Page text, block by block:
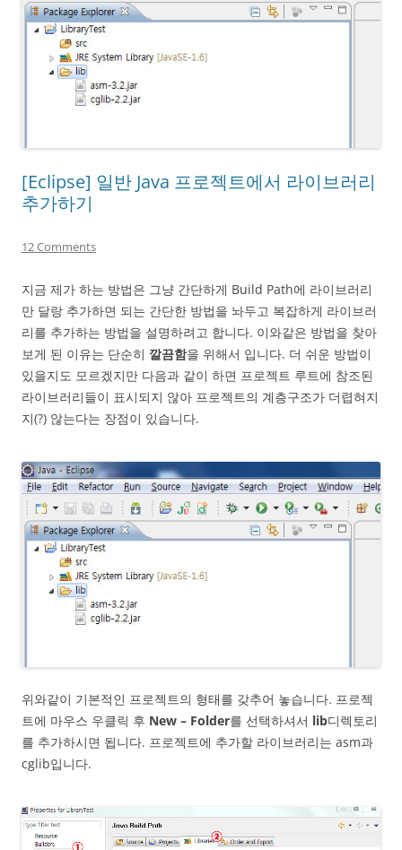
[Eclipse] 일반 Java 프로젝트에서 라이브러리
추가하기
12 Comments
지금 제가 하는 방법은 그냥 간단하게 Build Path에 라이브러리
만 달랑 추가하면 되는 간단한 방법을 놔두고 복잡하게 라이브러
리를 추가하는 방법을 설명하려고 합니다. 이와같은 방법을 찾아
보게 된 이유는 단순히 깔끔함을 위해서 입니다. 더 쉬운 방법이
있을지도 모르겠지만 다음과 같이 하면 프로젝트 루트에 참조된
라이브러리들이 표시되지 않아 프로젝트의 계층구조가 더렵혀지
지(?) 않는다는 장점이 있습니다.
위와같이 기본적인 프로젝트의 형태를 갖추어 놓습니다. 프로젝
트에 마우스 우클릭 후 New – Folder를 선택하셔서 lib디렉토리
를 추가하시면 됩니다. 프로젝트에 추가할 라이브러리는 asm과
cglib입니다.